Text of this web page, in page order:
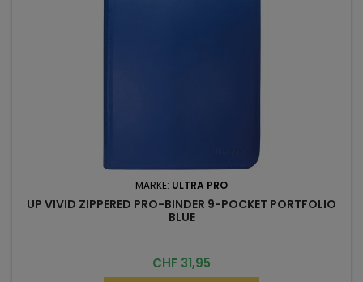
MARKE: ULTRA PRO
UP VIVID ZIPPERED PRO-BINDER 9-POCKET PORTFOLIO
BLUE
Preis
CHF 31,95